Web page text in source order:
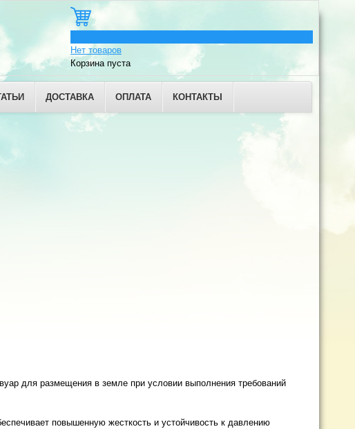
Нет товаров
Корзина пуста
ДОСТАВКА ОПЛАТА КОНТАКТЫ
для размещения в земле при условии выполнения требований
повышенную жесткость и устойчивость к давлению